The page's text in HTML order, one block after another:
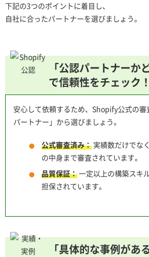
下記の3つのポイントに着目し、
自社に合ったパートナーを選びましょう。
「公認パートナーか
で信頼性をチェック！
安心して依頼するため、Shopify公式の
パートナー」から選びましょう。
公式審査済み： 実績数だけでな
の中身まで審査されています。
品質保証：一定以上の構築スキ
担保されています。
「具体的な事例があ